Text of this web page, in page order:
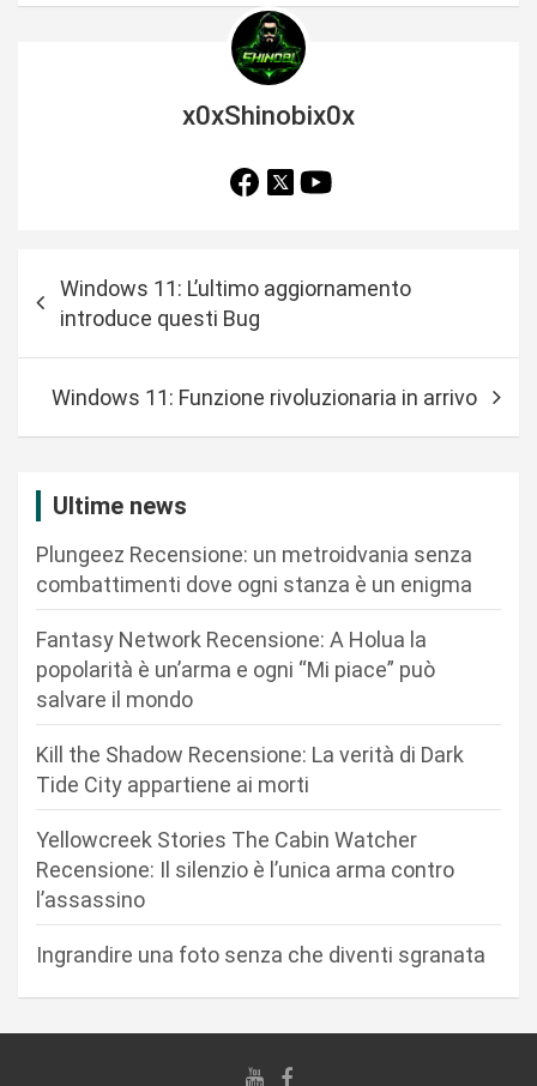
x0xShinobix0x
Windows 11: L’ultimo aggiornamento
introduce questi Bug
Windows 11: Funzione rivoluzionaria in arrivo
Ultime news
Plungeez Recensione: un metroidvania senza
combattimenti dove ogni stanza è un enigma
Fantasy Network Recensione: A Holua la
popolarità è un’arma e ogni “Mi piace” può
salvare il mondo
Kill the Shadow Recensione: La verità di Dark
Tide City appartiene ai morti
Yellowcreek Stories The Cabin Watcher
Recensione: Il silenzio è l’unica arma contro
l’assassino
Ingrandire una foto senza che diventi sgranata